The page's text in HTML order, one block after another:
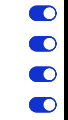
oraz
ofert
Amazon).